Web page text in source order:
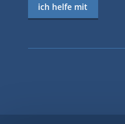
ich helfe mit